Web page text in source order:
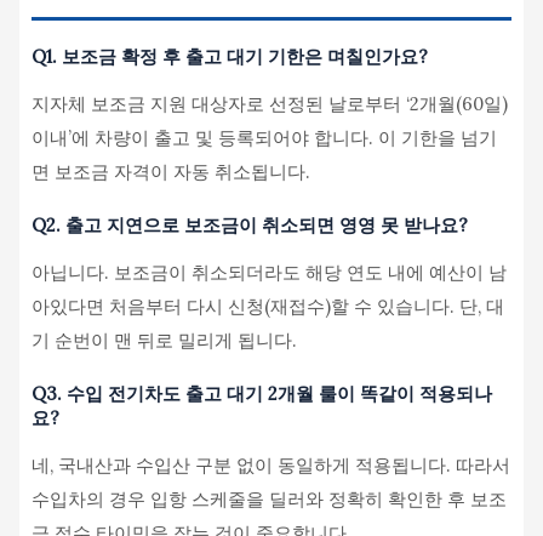
Q1. 보조금 확정 후 출고 대기 기한은 며칠인가요?
지자체 보조금 지원 대상자로 선정된 날로부터 ‘2개월(60일)
이내’에 차량이 출고 및 등록되어야 합니다. 이 기한을 넘기
면 보조금 자격이 자동 취소됩니다.
Q2. 출고 지연으로 보조금이 취소되면 영영 못 받나요?
아닙니다. 보조금이 취소되더라도 해당 연도 내에 예산이 남
아있다면 처음부터 다시 신청(재접수)할 수 있습니다. 단, 대
기 순번이 맨 뒤로 밀리게 됩니다.
Q3. 수입 전기차도 출고 대기 2개월 룰이 똑같이 적용되나
요?
네, 국내산과 수입산 구분 없이 동일하게 적용됩니다. 따라서
수입차의 경우 입항 스케줄을 딜러와 정확히 확인한 후 보조